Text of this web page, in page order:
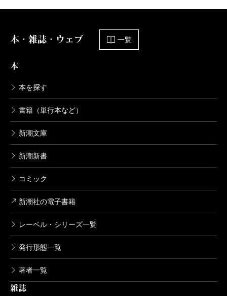
本・雑誌・ウェブ 一覧
本
本を探す
書籍（単行本など）
新潮文庫
新潮新書
コミック
新潮社の電子書籍
レーベル・シリーズ一覧
発行形態一覧
著者一覧
雑誌